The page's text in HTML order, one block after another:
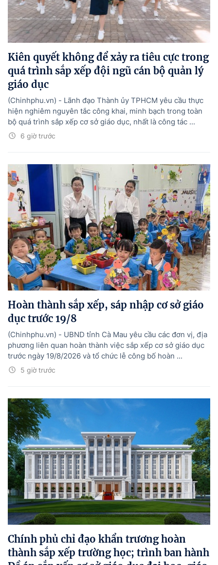
Kiên quyết không để xảy ra tiêu cực trong
quá trình sắp xếp đội ngũ cán bộ quản lý
giáo dục
6 giờ trước
(Chinhphu.vn) - Lãnh đạo Thành ủy TPHCM yêu cầu thực
hiện nghiêm nguyên tắc công khai, minh bạch trong toàn
bộ quá trình sắp xếp cơ sở giáo dục, nhất là công tác ...
Hoàn thành sắp xếp, sáp nhập cơ sở giáo
dục trước 19/8
5 giờ trước
(Chinhphu.vn) - UBND tỉnh Cà Mau yêu cầu các đơn vị, địa
phương liên quan hoàn thành việc sắp xếp cơ sở giáo dục
trước ngày 19/8/2026 và tổ chức lễ công bố hoàn ...
Chính phủ chỉ đạo khẩn trương hoàn
thành sắp xếp trường học; trình ban hành